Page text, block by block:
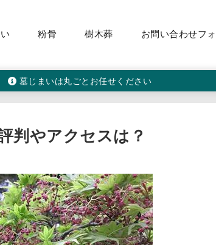
粉骨 樹木葬
お問い合わせフ
墓じまいは丸ごとお任せください
判やアクセスは？